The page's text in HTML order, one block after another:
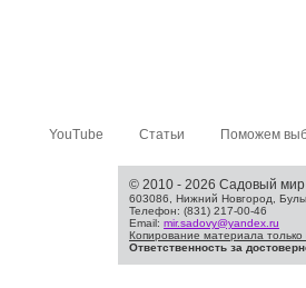
YouTube Статьи Поможем
© 2010 - 2026 Садовый
603086, Нижний Новгород,
Телефон: (831) 217-00-46
Email: mir.sadovy@yandex.ru
Копирование материала
Ответственность за